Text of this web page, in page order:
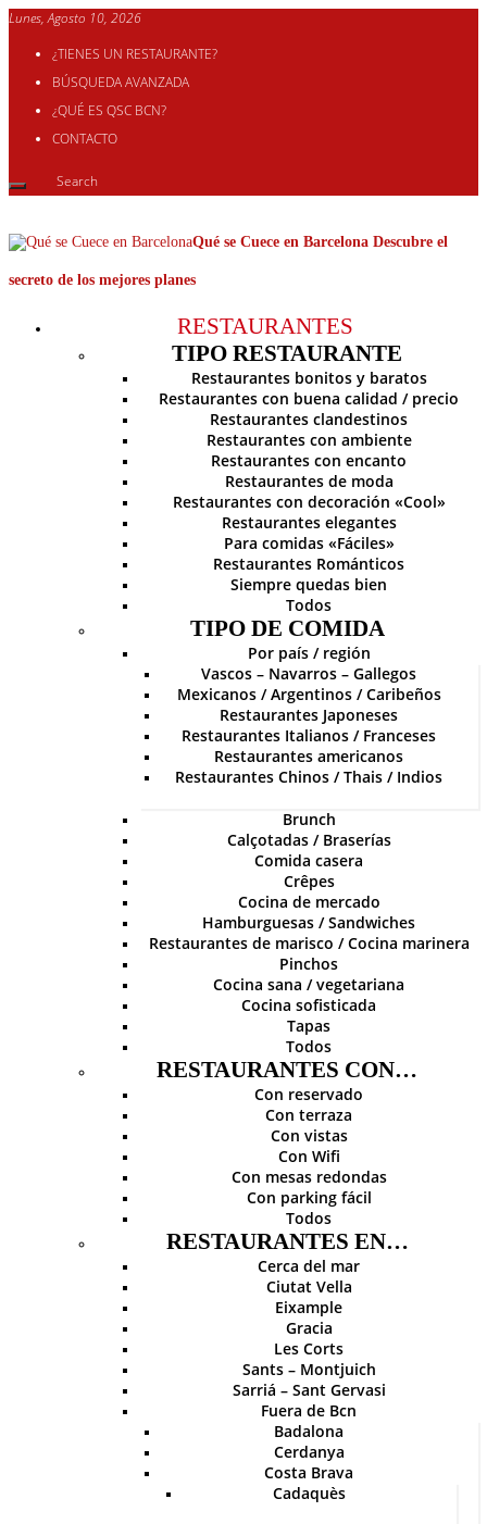
Lunes, Agosto 10, 2026
¿TIENES UN RESTAURANTE?
BÚSQUEDA AVANZADA
¿QUÉ ES QSC BCN?
CONTACTO
Qué se Cuece en Barcelona Descubre el
secreto de los mejores planes
RESTAURANTES
TIPO RESTAURANTE
Restaurantes bonitos y baratos
Restaurantes con buena calidad / precio
Restaurantes clandestinos
Restaurantes con ambiente
Restaurantes con encanto
Restaurantes de moda
Restaurantes con decoración «Cool»
Restaurantes elegantes
Para comidas «Fáciles»
Restaurantes Románticos
Siempre quedas bien
Todos
TIPO DE COMIDA
Por país / región
Vascos – Navarros – Gallegos
Mexicanos / Argentinos / Caribeños
Restaurantes Japoneses
Restaurantes Italianos / Franceses
Restaurantes americanos
Restaurantes Chinos / Thais / Indios
Brunch
Calçotadas / Braserías
Comida casera
Crêpes
Cocina de mercado
Hamburguesas / Sandwiches
Restaurantes de marisco / Cocina marinera
Pinchos
Cocina sana / vegetariana
Cocina sofisticada
Tapas
Todos
RESTAURANTES CON…
Con reservado
Con terraza
Con vistas
Con Wifi
Con mesas redondas
Con parking fácil
Todos
RESTAURANTES EN…
Cerca del mar
Ciutat Vella
Eixample
Gracia
Les Corts
Sants – Montjuich
Sarriá – Sant Gervasi
Fuera de Bcn
Badalona
Cerdanya
Costa Brava
Cadaquès